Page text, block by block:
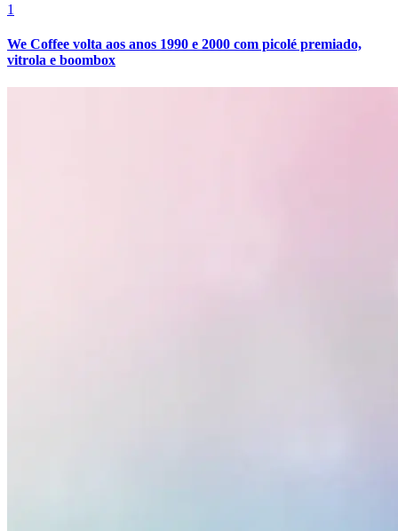
1
We Coffee volta aos anos 1990 e 2000 com picolé premiado,
vitrola e boombox